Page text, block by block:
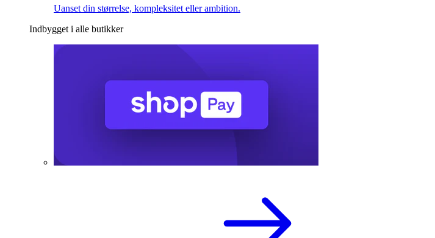
Uanset din størrelse, kompleksitet eller ambition.
Indbygget i alle butikker